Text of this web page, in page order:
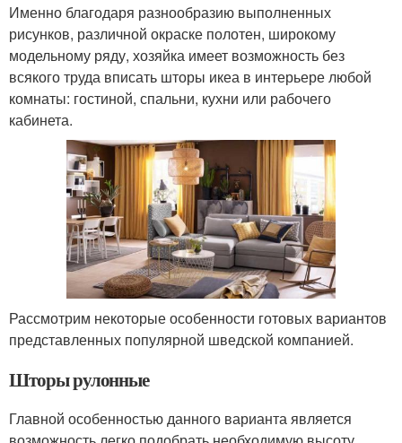
Именно благодаря разнообразию выполненных
рисунков, различной окраске полотен, широкому
модельному ряду, хозяйка имеет возможность без
всякого труда вписать шторы икеа в интерьере любой
комнаты: гостиной, спальни, кухни или рабочего
кабинета.
Рассмотрим некоторые особенности готовых вариантов
представленных популярной шведской компанией.
Шторы рулонные
Главной особенностью данного варианта является